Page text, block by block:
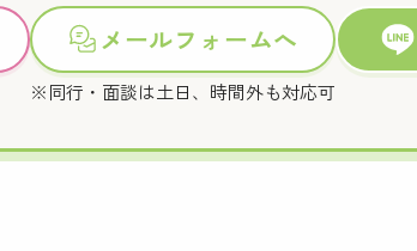
メールフォームへ
※同行・面談は土日、時間外も対応可